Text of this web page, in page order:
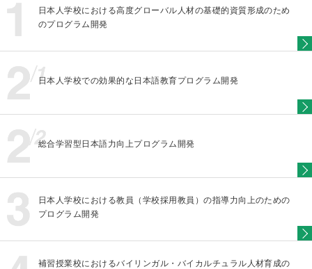
日本人学校における高度グローバル人材の基礎的資質形成のため
のプログラム開発
日本人学校での効果的な日本語教育プログラム開発
総合学習型日本語力向上プログラム開発
日本人学校における教員（学校採用教員）の指導力向上のための
プログラム開発
補習授業校におけるバイリンガル・バイカルチュラル人材育成の